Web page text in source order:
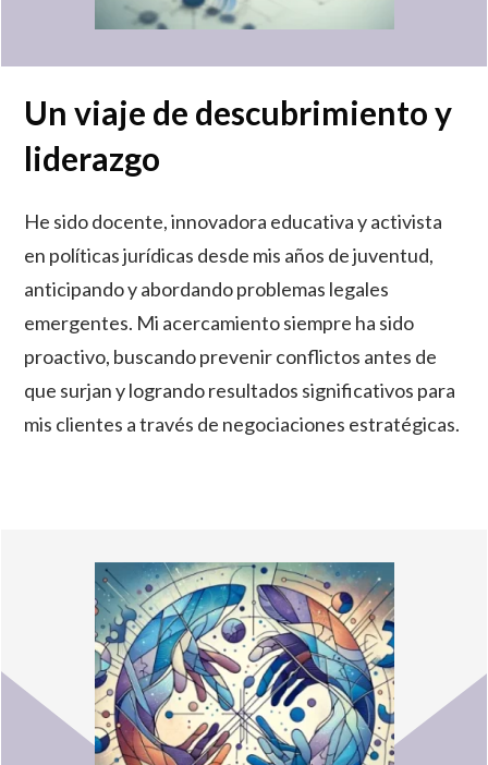
Un viaje de descubrimiento y
liderazgo
He sido docente, innovadora educativa y activista
en políticas jurídicas desde mis años de juventud,
anticipando y abordando problemas legales
emergentes. Mi acercamiento siempre ha sido
proactivo, buscando prevenir conflictos antes de
que surjan y logrando resultados significativos para
mis clientes a través de negociaciones estratégicas.